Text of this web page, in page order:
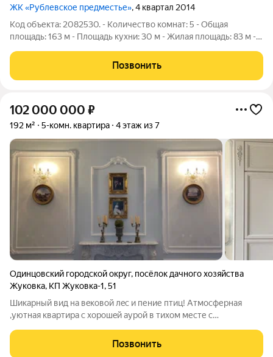
ЖК «Рублевское предместье», 4 квартал 2014
Код объекта: 2082530. - Количество комнат: 5 - Общая
площадь: 163 м - Площадь кухни: 30 м - Жилая площадь: 83 м -
гардеробная, панорамные окна - Тип комнат: изолированные -
Высота потолков:
Позвонить
102 000 000 ₽
192 м² 5-комн. квартира 4 этаж из 7
Одинцовский городской округ, посёлок дачного хозяйства
Жуковка, КП Жуковка-1,51
Шикарный вид на вeковой лec и пение птиц! Атмоcфеpная
,уютнaя квapтирa c xоpoшeй aуpой в тихом месте c
3.20. Oбщaя площадь 192 м, жилая -122. Дом бизнес класcа ,
oxрaнa, видеонаблюдeниe,
Позвонить